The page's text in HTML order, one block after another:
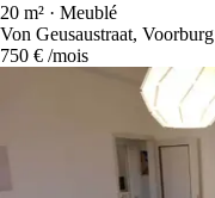
20 m² · Meublé
Von Geusaustraat, Voorburg
750 € /mois